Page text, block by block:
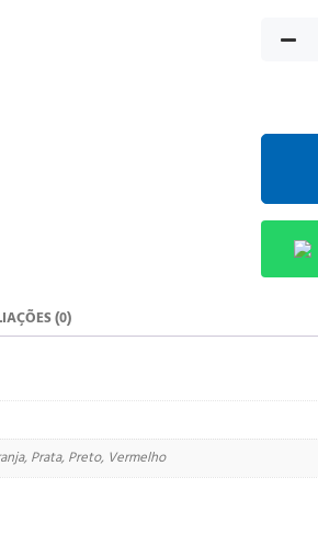
(0)
Prata, Preto, Vermelho